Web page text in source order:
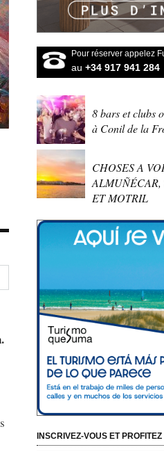
Pour réserver appelez
au +34 917 941 284
8 bars et clubs
à Conil de la
CHOSES A
ALMUÑÉCAR,
ET MOTRIL
INSCRIVEZ-VOUS ET PROFITEZ